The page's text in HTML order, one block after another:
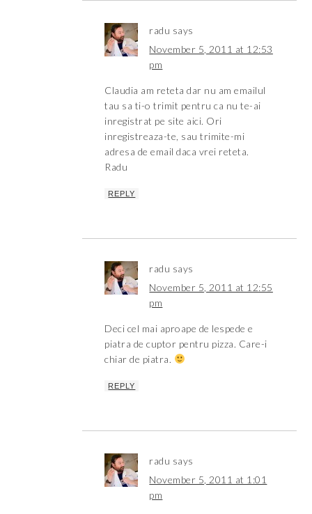
radu says
November 5, 2011 at 12:53
pm
Claudia am reteta dar nu am emailul
tau sa ti-o trimit pentru ca nu te-ai
inregistrat pe site aici. Ori
inregistreaza-te, sau trimite-mi
adresa de email daca vrei reteta.
Radu
REPLY
radu says
November 5, 2011 at 12:55
pm
Deci cel mai aproape de lespede e
piatra de cuptor pentru pizza. Care-i
chiar de piatra.
REPLY
radu says
November 5, 2011 at 1:01
pm